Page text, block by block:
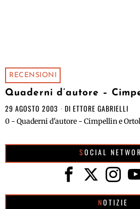
RECENSIONI
Quaderni d’autore –
29 AGOSTO 2003 DI ETTORE GABRIELLI
0 - Quaderni d'autore - Cimpellin e
SOCIAL
NOTIZIE